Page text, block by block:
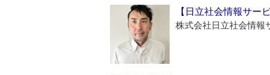
【日立社会情報サー
株式会社日立社会情報